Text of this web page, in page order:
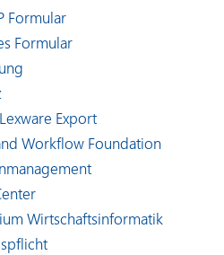
Formular
Formular
Export
Workflow Foundation
Wirtschaftsinformatik